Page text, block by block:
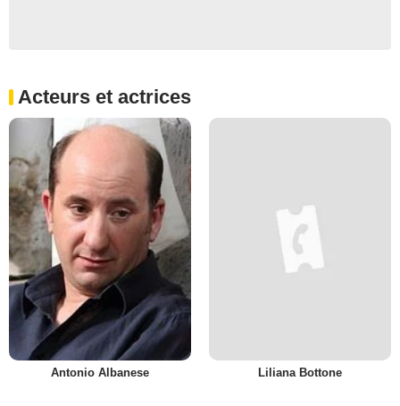
Acteurs et actrices
Antonio Albanese Liliana Bottone